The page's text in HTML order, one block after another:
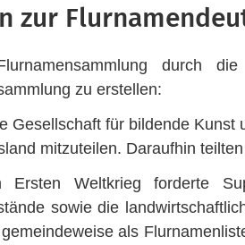
zur
durch
zu erstellen:
Gesellschaft für bildende
mitzuteilen. Daraufhin
Ersten Weltkrieg forderte
sowie die
als